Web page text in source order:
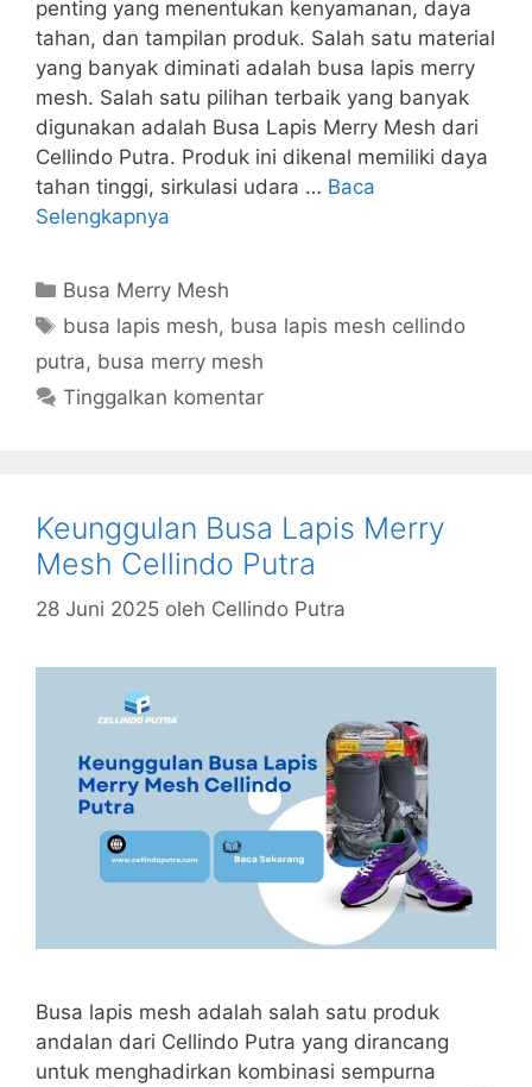
penting yang menentukan kenyamanan, daya
tahan, dan tampilan produk. Salah satu material
yang banyak diminati adalah busa lapis merry
mesh. Salah satu pilihan terbaik yang banyak
digunakan adalah Busa Lapis Merry Mesh dari
Cellindo Putra. Produk ini dikenal memiliki daya
tahan tinggi, sirkulasi udara … Baca
Selengkapnya
Kategori
Busa Merry Mesh
Tag
busa lapis mesh, busa lapis mesh cellindo
putra, busa merry mesh
Tinggalkan komentar
Keunggulan Busa Lapis Merry
Mesh Cellindo Putra
28 Juni 2025 oleh Cellindo Putra
Busa lapis mesh adalah salah satu produk
andalan dari Cellindo Putra yang dirancang
untuk menghadirkan kombinasi sempurna